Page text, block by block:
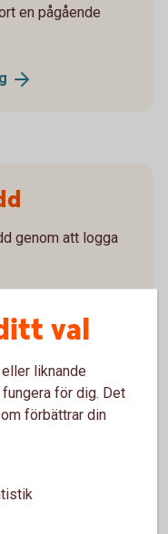
en pågående
genom att logga
val
liknande
för dig. Det
förbättrar din